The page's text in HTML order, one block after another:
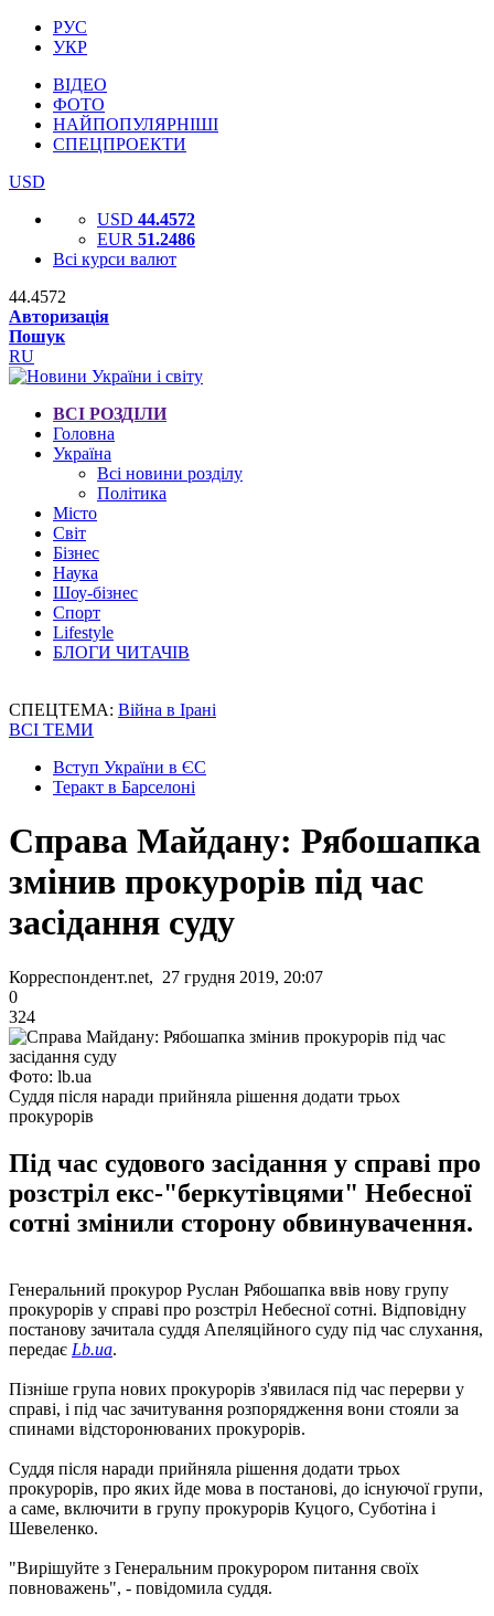
РУС
УКР
ВІДЕО
ФОТО
НАЙПОПУЛЯРНІШІ
СПЕЦПРОЕКТИ
USD
USD 44.4572
EUR 51.2486
Всі курси валют
44.4572
Авторизація
Пошук
RU
ВСІ РОЗДІЛИ
Головна
Україна
Всі новини розділу
Політика
Місто
Світ
Бізнес
Наука
Шоу-бізнес
Спорт
Lifestyle
БЛОГИ ЧИТАЧІВ
СПЕЦТЕМА: Війна в Ірані
ВСІ ТЕМИ
Вступ України в ЄС
Теракт в Барселоні
Справа Майдану: Рябошапка
змінив прокурорів під час
засідання суду
Корреспондент.net, 27 грудня 2019, 20:07
0
324
Фото: lb.ua
Суддя після наради прийняла рішення додати трьох
прокурорів
Під час судового засідання у справі про
розстріл екс-"беркутівцями" Небесної
сотні змінили сторону обвинувачення.
Генеральний прокурор Руслан Рябошапка ввів нову групу
прокурорів у справі про розстріл Небесної сотні. Відповідну
постанову зачитала суддя Апеляційного суду під час слухання,
передає Lb.ua.
Пізніше група нових прокурорів з'явилася під час перерви у
справі, і під час зачитування розпорядження вони стояли за
спинами відсторонюваних прокурорів.
Суддя після наради прийняла рішення додати трьох
прокурорів, про яких йде мова в постанові, до існуючої групи,
а саме, включити в групу прокурорів Куцого, Суботіна і
Шевеленко.
"Вирішуйте з Генеральним прокурором питання своїх
повноважень", - повідомила суддя.